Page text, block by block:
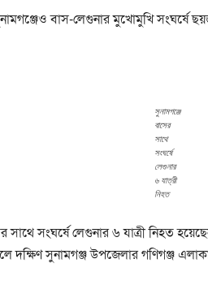
বাস-লেগুনার মুখোমুখি সংঘর্ষে
সুনামগঞ্জে
বাসের
সাথে
সংঘর্ষে
লেগুনার
৬ যাত্রী
নিহত
সাথে সংঘর্ষে লেগুনার ৬ যাত্রী নিহত
দক্ষিণ সুনামগঞ্জ উপজেলার গণিগঞ্জ